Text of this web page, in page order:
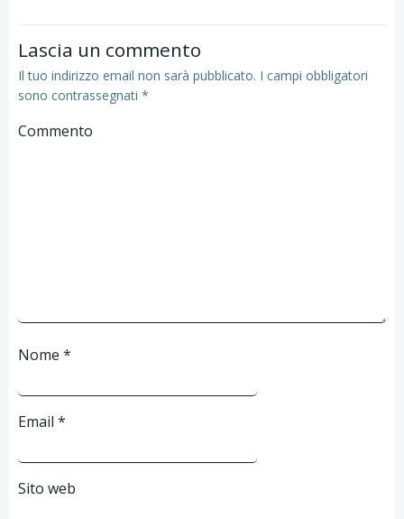
Lascia un commento
Il tuo indirizzo email non sarà pubblicato. I campi obbligatori
sono contrassegnati *
Commento
Nome *
Email *
Sito web